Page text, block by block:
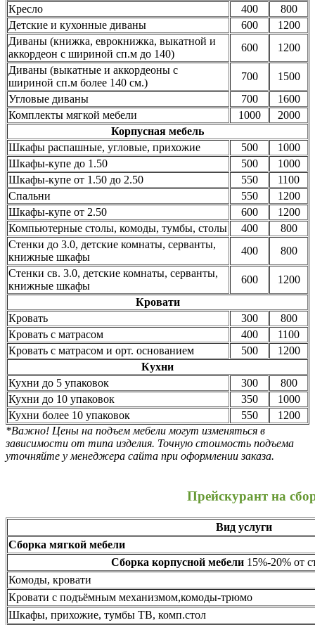
Кресло 400
800
Детские и кухонные диваны
600
1200
Диваны (книжка, еврокнижка, выкатной и
аккордеон с шириной сп.м до 140)
600
1200
Диваны (выкатные и аккордеоны с
шириной сп.м более 140 см.)
700
1500
Угловые диваны
700
1600
Комплекты мягкой мебели
1000
2000
Корпусная мебель
Шкафы распашные, угловые, прихожие
500
1000
Шкафы-купе до 1.50
500
1000
Шкафы-купе от 1.50 до 2.50
550
1100
Спальни
550
1200
Шкафы-купе от 2.50
600
1200
Компьютерные столы, комоды, тумбы, столы
400
800
Стенки до 3.0, детские комнаты, серванты,
книжные шкафы
400
800
Стенки св. 3.0, детские комнаты, серванты,
книжные шкафы
600
1200
Кровати
Кровать
300
800
Кровать с матрасом
400
1100
Кровать с матрасом и орт. основанием
500
1200
Кухни
Кухни до 5 упаковок
300
800
Кухни до 10 упаковок
350
1000
Кухни более 10 упаковок
550
1200
*Важно! Цены на подъем мебели могут изменяться в
зависимости от типа изделия. Точную стоимость подъема
уточняйте у менеджера сайта при оформлении заказа.
Прейскурант на
Вид услуги
Сборка мягкой мебели
Сборка корпусной мебели15%-20% от
Комоды, кровати
Кровати с подъёмным механизмом,комоды-трюмо
Шкафы, прихожие, тумбы ТВ, комп.стол